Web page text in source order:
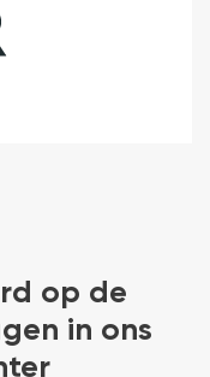
op de
in ons